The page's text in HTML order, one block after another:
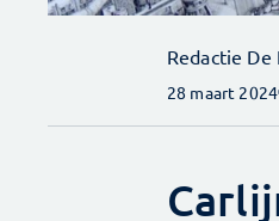
Redactie
28 maart 2024